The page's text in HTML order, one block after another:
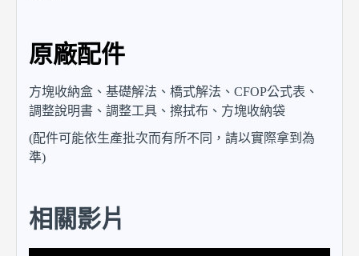
原廠配件
方塊收納盒、基礎解法、橋式解法、CFOP公式表、
調整說明書、調整工具、擦拭布、方塊收納袋
(配件可能依生產批次而有所不同，請以實際拿到為
準)
相關影片